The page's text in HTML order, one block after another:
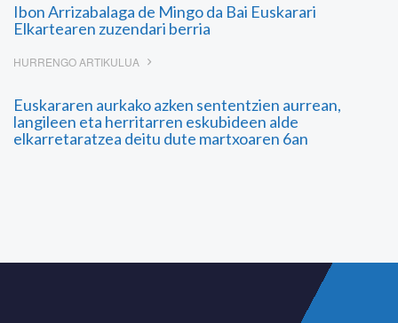
Ibon Arrizabalaga de Mingo da Bai Euskarari
Elkartearen zuzendari berria
HURRENGO ARTIKULUA
Euskararen aurkako azken sententzien aurrean,
langileen eta herritarren eskubideen alde
elkarretaratzea deitu dute martxoaren 6an